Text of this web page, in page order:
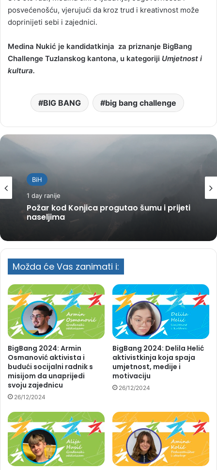
posvećenošću, vjerujući da kroz trud i kreativnost može
doprinijeti sebi i zajednici.
Medina Nukić je kandidatkinja za priznanje BigBang
Challenge Tuzlanskog kantona, u kategoriji Umjetnost i
kultura.
BIG BANG big bang challenge
BiH
1 day ranije
Požar kod Konjica progutao šumu i prijeti
naseljima
Možda će Vas zanimati i:
BigBang 2024: Armin
Osmanović aktivista i
budući socijalni radnik s
misijom da unaprijedi
svoju zajednicu
26/12/2024
BigBang 2024: Delila Helić
aktivistkinja koja spaja
umjetnost, medije i
motivaciju
26/12/2024